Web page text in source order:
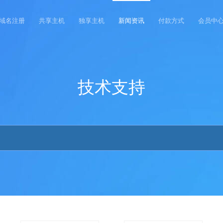
名注册 共享主机 独享主机 新闻资讯 付款方式 会员中
技术支持